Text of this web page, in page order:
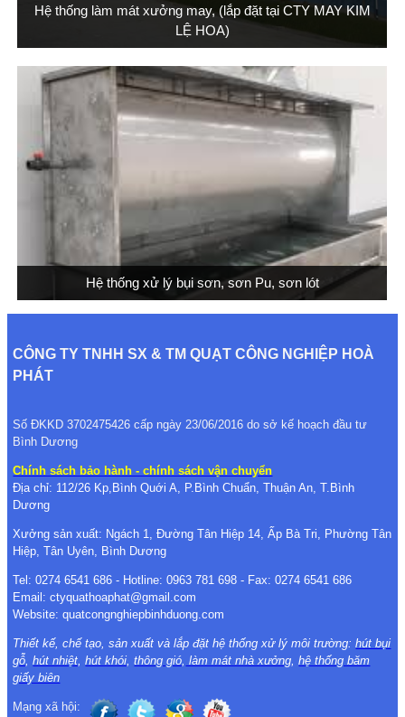
Hệ thống làm mát xưởng may, (lắp đặt tại CTY MAY KIM
LỆ HOA)
Hệ thống xử lý bụi sơn, sơn Pu, sơn lót
CÔNG TY TNHH SX & TM QUẠT CÔNG NGHIỆP HOÀ
PHÁT
Số ĐKKD 3702475426 cấp ngày 23/06/2016 do sở kế hoạch đầu tư
Bình Dương
Chính sách bảo hành - chính sách vận chuyển
Địa chỉ: 112/26 Kp,Bình Quới A, P.Bình Chuẩn, Thuận An, T.Bình
Dương
Xưởng sản xuất: Ngách 1, Đường Tân Hiệp 14, Ấp Bà Tri, Phường Tân
Hiệp, Tân Uyên, Bình Dương
Tel: 0274 6541 686 - Hotline: 0963 781 698 - Fax: 0274 6541 686
Email: ctyquathoaphat@gmail.com
Website: quatcongnghiepbinhduong.com
Thiết kế, chế tạo, sản xuất và lắp đặt hệ thống xử lý môi trường:hút bụi
gỗ ,hút nhiệt ,hút khói ,thông gió làm mát nhà xưởng ,hệ thống băm
giấy biên
Mạng xã hội: